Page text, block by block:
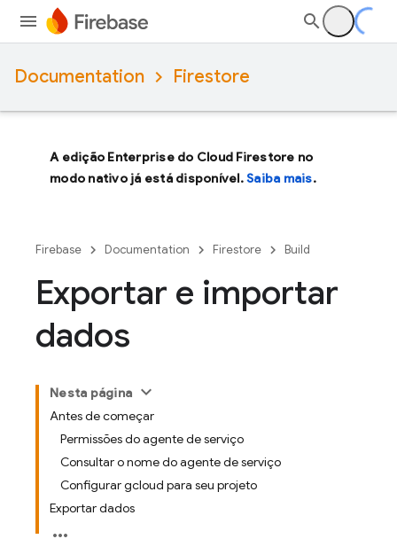
Documentation Firestore
A edição Enterprise do Cloud Firestore no
modo nativo já está disponível.Saiba mais.
Firebase Documentation Firestore Build
Exportar e importar
dados
Nesta página
Antes de começar
Permissões do agente de serviço
Consultar o nome do agente de serviço
Configurar gcloud para seu projeto
Exportar dados